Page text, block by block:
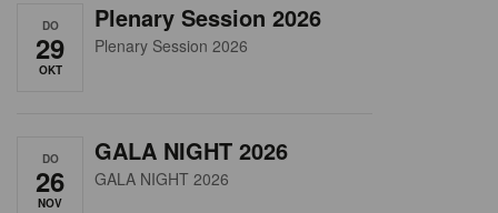
DO
29
OKT
Plenary Session 2026
Plenary Session 2026
DO
26
NOV
GALA NIGHT 2026
GALA NIGHT 2026